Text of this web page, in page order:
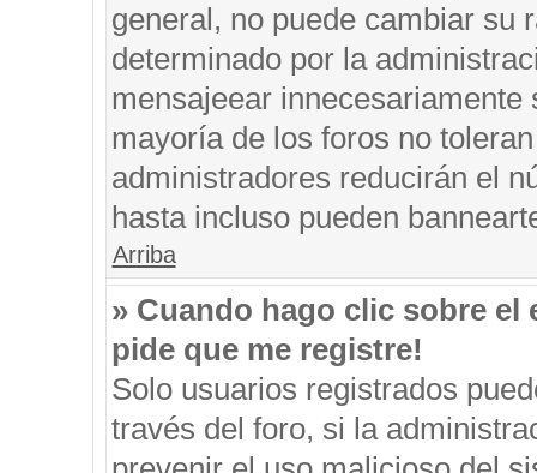
general, no puede cambiar su
determinado por la
mensajeear
mayoría de los foros no
administradores reducirán el
hasta incluso pueden
Arriba
» Cuando hago clic sobre el
pide que me registre!
Solo usuarios registrados
través del foro, si la